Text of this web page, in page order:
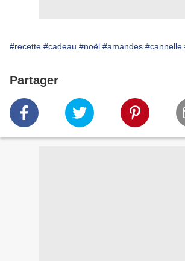
#recette #cadeau #noël #amandes #cannelle
Partager